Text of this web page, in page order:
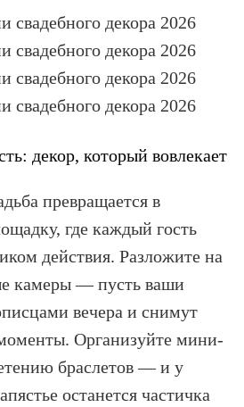
декор, который вовлекает
превращается в
где каждый гость
действия. Разложите на
камеры — пусть ваши
вечера и снимут
Организуйте мини-
браслетов — и у
останется частичка